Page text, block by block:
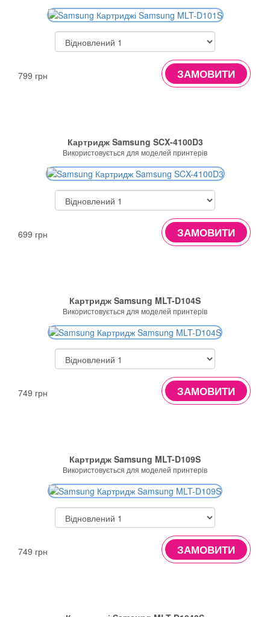
799 грн ЗАМОВИТИ
Картридж Samsung SCX-4100D3
Використовується для моделей принтерів
699 грн ЗАМОВИТИ
Картридж Samsung MLT-D104S
Використовується для моделей принтерів
749 грн ЗАМОВИТИ
Картридж Samsung MLT-D109S
Використовується для моделей принтерів
749 грн ЗАМОВИТИ